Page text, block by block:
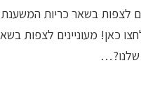
לצפות בשאר כריות
כאן! מעוניינים לצפות
שלנו?…